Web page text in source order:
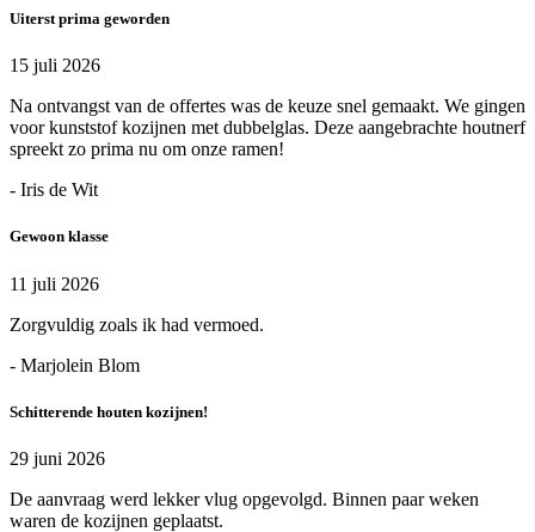
Uiterst prima geworden
15 juli 2026
Na ontvangst van de offertes was de keuze snel gemaakt. We gingen
voor kunststof kozijnen met dubbelglas. Deze aangebrachte houtnerf
spreekt zo prima nu om onze ramen!
- Iris de Wit
Gewoon klasse
11 juli 2026
Zorgvuldig zoals ik had vermoed.
- Marjolein Blom
Schitterende houten kozijnen!
29 juni 2026
De aanvraag werd lekker vlug opgevolgd. Binnen paar weken
waren de kozijnen geplaatst.